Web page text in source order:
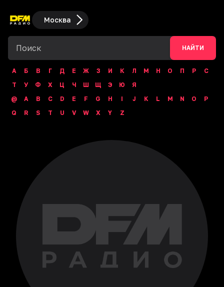
Москва
НАЙТИ
А Б В Г Д Е Ж З И К Л М Н О П Р
С
Т
У Ф Х Ц Ч Ш Щ Э Ю
Я
@
A B C D E F G H I J K L M N O
P
Q
R S T U V W X Y Z